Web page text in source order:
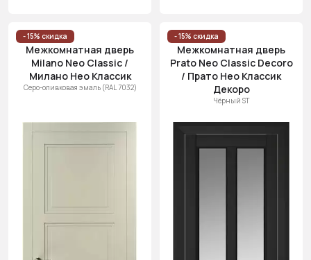
- 15% скидка
Межкомнатная дверь
Milano Neo Classic /
Милано Нео Классик
Серо-оливковая эмаль (RAL 7032)
- 15% скидка
Межкомнатная дверь
Prato Neo Classic Decoro
/ Прато Нео Классик
Декоро
Чёрный ST